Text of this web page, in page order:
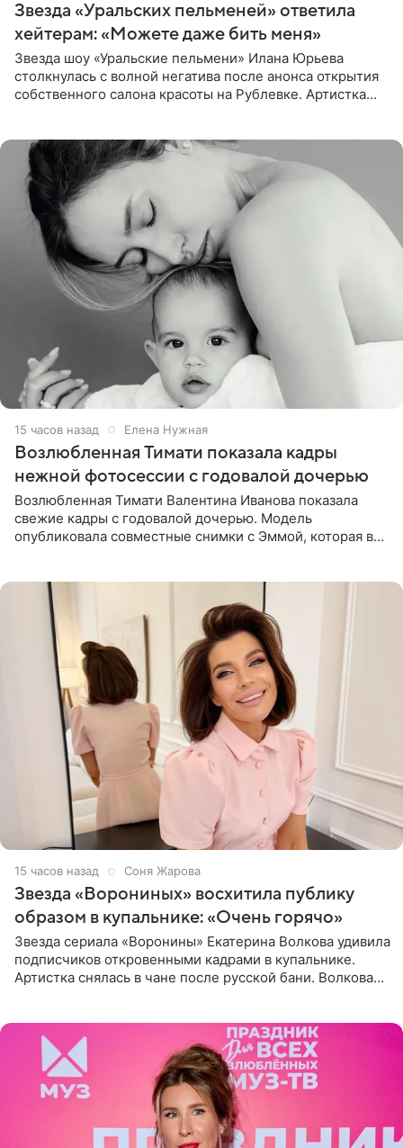
Звезда «Уральских пельменей» ответила
хейтерам: «Можете даже бить меня»
Звезда шоу «Уральские пельмени» Илана Юрьева
столкнулась с волной негатива после анонса открытия
собственного салона красоты на Рублевке. Артистка
15 часов назад Елена Нужная
Возлюбленная Тимати показала кадры
нежной фотосессии с годовалой дочерью
Возлюбленная Тимати Валентина Иванова показала
свежие кадры с годовалой дочерью. Модель
опубликовала совместные снимки с Эммой, которая в
15 часов назад Соня Жарова
Звезда «Ворониных» восхитила публику
образом в купальнике: «Очень горячо»
Звезда сериала «Воронины» Екатерина Волкова удивила
подписчиков откровенными кадрами в купальнике.
Артистка снялась в чане после русской бани. Волкова